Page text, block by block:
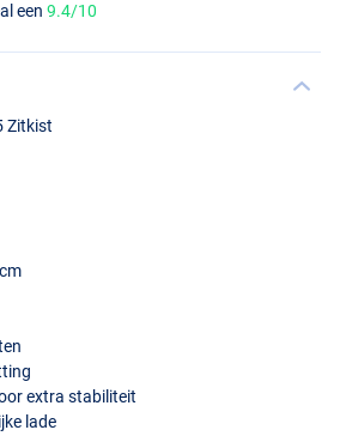
een9.4/10
Zitkist
extra stabiliteit
lade